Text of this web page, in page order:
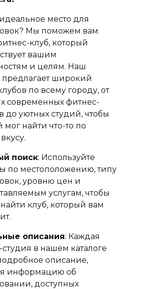
место для
Мы поможем вам
клуб, который
вашим
и целям. Наш
предлагает широкий
по всему городу, от
современных фитнес-
до уютных студий, чтобы
найти что-то по
поиск: Используйте
по местоположению, типу
уровню цен и
услугам, чтобы
клуб, который вам
описания: Каждая
в нашем каталоге
описание,
информацию об
доступных